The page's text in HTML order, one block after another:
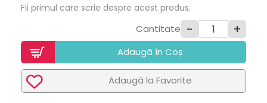
Fii primul care scrie despre acest produs.
Cantitate - +
Adaugã în Coș
Adaugã la Favorite